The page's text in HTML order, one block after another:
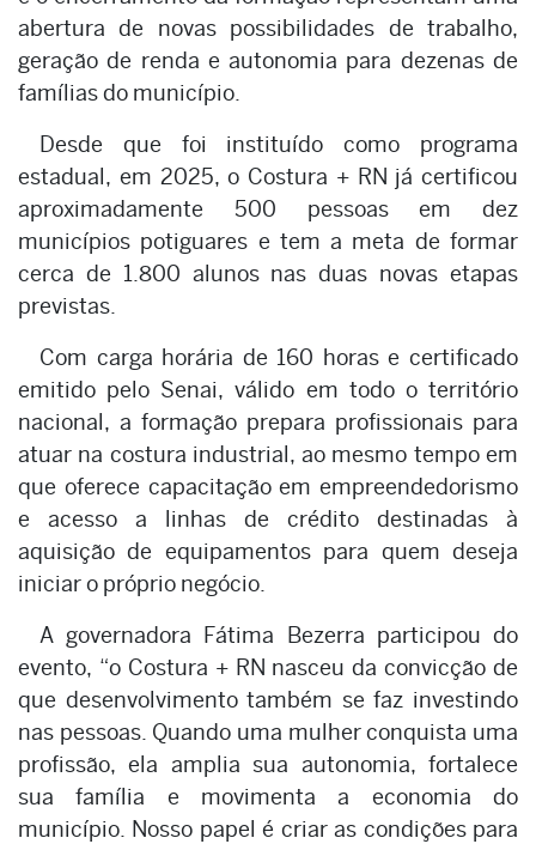
abertura de novas possibilidades de trabalho,
geração de renda e autonomia para dezenas de
famílias do município.
Desde que foi instituído como programa
estadual, em 2025, o Costura + RN já certificou
aproximadamente 500 pessoas em dez
municípios potiguares e tem a meta de formar
cerca de 1.800 alunos nas duas novas etapas
previstas.
Com carga horária de 160 horas e certificado
emitido pelo Senai, válido em todo o território
nacional, a formação prepara profissionais para
atuar na costura industrial, ao mesmo tempo em
que oferece capacitação em empreendedorismo
e acesso a linhas de crédito destinadas à
aquisição de equipamentos para quem deseja
iniciar o próprio negócio.
A governadora Fátima Bezerra participou do
evento, “o Costura + RN nasceu da convicção de
que desenvolvimento também se faz investindo
nas pessoas. Quando uma mulher conquista uma
profissão, ela amplia sua autonomia, fortalece
sua família e movimenta a economia do
município. Nosso papel é criar as condições para